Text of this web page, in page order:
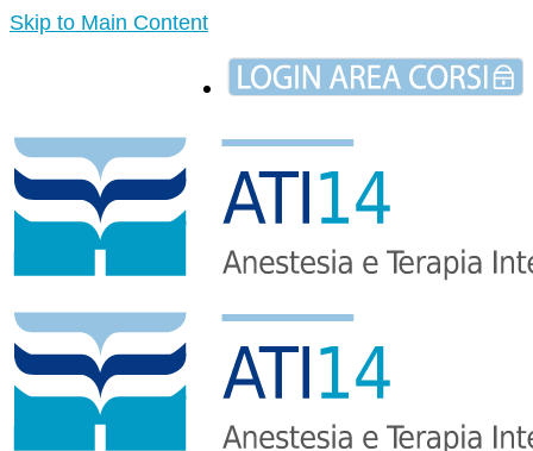
Skip to Main Content